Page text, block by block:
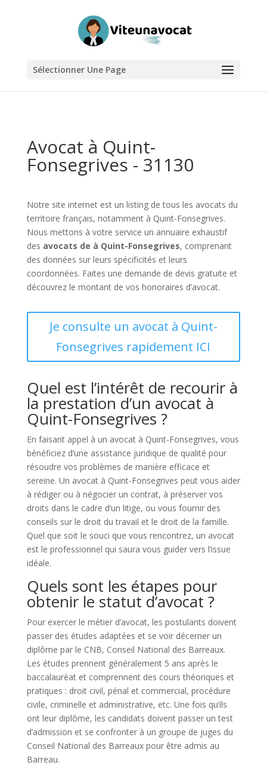
Sélectionner Une Page
Avocat à Quint-
Fonsegrives - 31130
Notre site internet est un listing de tous les avocats du
territoire français, notamment à Quint-Fonsegrives.
Nous mettons à votre service un annuaire exhaustif
des avocats de à Quint-Fonsegrives, comprenant
des données sur leurs spécificités et leurs
coordonnées. Faites une demande de devis gratuite et
découvrez le montant de vos honoraires d’avocat.
Je consulte un avocat à Quint-
Fonsegrives rapidement ICI
Quel est l’intérêt de recourir à
la prestation d’un avocat à
Quint-Fonsegrives ?
En faisant appel à un avocat à Quint-Fonsegrives, vous
bénéficiez d’une assistance juridique de qualité pour
résoudre vos problèmes de manière efficace et
sereine. Un avocat à Quint-Fonsegrives peut vous aider
à rédiger ou à négocier un contrat, à préserver vos
droits dans le cadre d’un litige, ou vous fournir des
conseils sur le droit du travail et le droit de la famille.
Quel que soit le souci que vous rencontrez, un avocat
est le professionnel qui saura vous guider vers l’issue
idéale.
Quels sont les étapes pour
obtenir le statut d’avocat ?
Pour exercer le métier d’avocat, les postulants doivent
passer des études adaptées et se voir décerner un
diplôme par le CNB, Conseil National des Barreaux.
Les études prennent généralement 5 ans après le
baccalauréat et comprennent des cours théoriques et
pratiques : droit civil, pénal et commercial, procédure
civile, criminelle et administrative, etc. Une fois qu’ils
ont leur diplôme, les candidats doivent passer un test
d’admission et se confronter à un groupe de juges du
Conseil National des Barreaux pour être admis au
Barreau.